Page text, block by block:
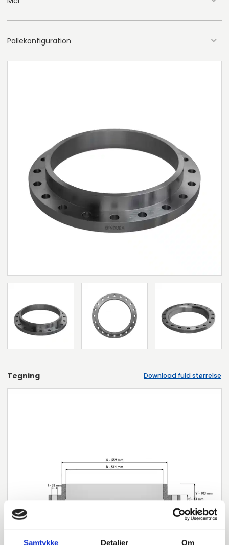
Samtykke Detaljer Om
Pallekonfiguration
Tegning Download fuld størrelse